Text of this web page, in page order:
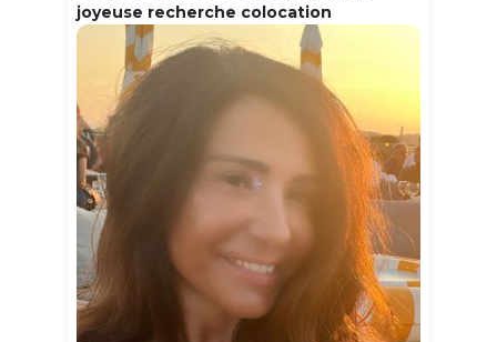
joyeuse recherche colocation